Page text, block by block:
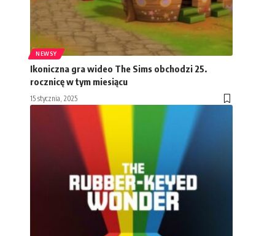
NEWSY
Ikoniczna gra wideo The Sims obchodzi 25.
rocznicę w tym miesiącu
15 stycznia, 2025